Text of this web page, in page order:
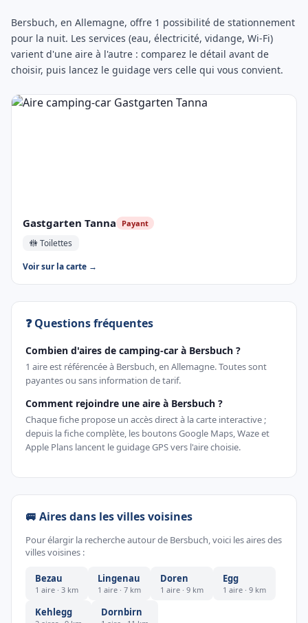
Bersbuch, en Allemagne, offre 1 possibilité de stationnement
pour la nuit. Les services (eau, électricité, vidange, Wi-Fi)
varient d'une aire à l'autre : comparez le détail avant de
choisir, puis lancez le guidage vers celle qui vous convient.
Gastgarten Tanna Payant
🚻 Toilettes
Voir sur la carte →
❓ Questions fréquentes
Combien d'aires de camping-car à Bersbuch ?
1 aire est référencée à Bersbuch, en Allemagne. Toutes sont
payantes ou sans information de tarif.
Comment rejoindre une aire à Bersbuch ?
Chaque fiche propose un accès direct à la carte interactive ;
depuis la fiche complète, les boutons Google Maps, Waze et
Apple Plans lancent le guidage GPS vers l'aire choisie.
🚐 Aires dans les villes voisines
Pour élargir la recherche autour de Bersbuch, voici les aires des
villes voisines :
Bezau
1 aire · 3 km
Lingenau
1 aire · 7 km
Doren
1 aire · 9 km
Egg
1 aire · 9 km
Kehlegg Dornbirn